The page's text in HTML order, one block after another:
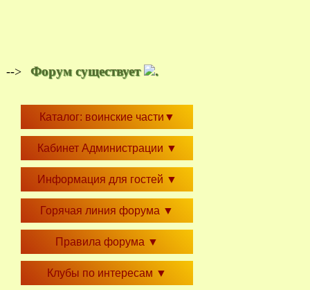
--> Форум существует .
Каталог: воинские части ▼
Кабинет Администрации ▼
Информация для гостей ▼
Горячая линия форума ▼
Правила форума ▼
Клубы по интересам ▼